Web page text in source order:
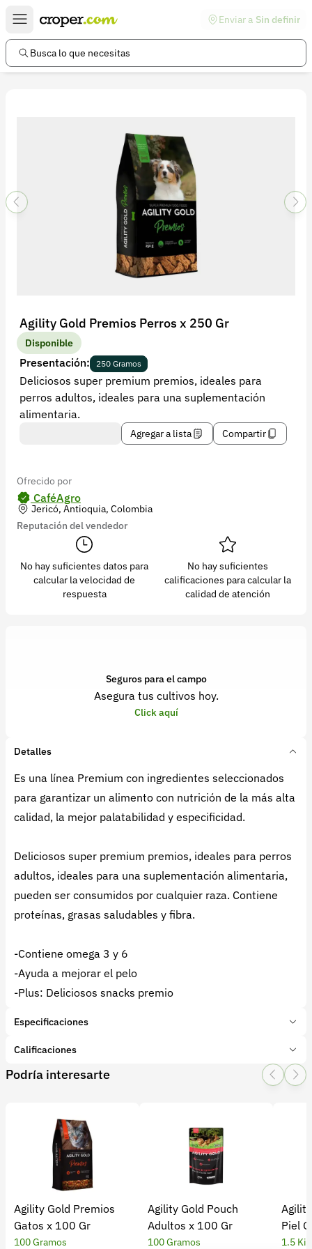
Enviar a Sin definir
Busca lo que necesitas
Agility Gold Premios Perros x 250 Gr
Disponible
Presentación: 250 Gramos
Deliciosos super premium premios, ideales para
perros adultos, ideales para una suplementación
alimentaria.
Agregar a lista Compartir
Ofrecido por
CaféAgro
Jericó, Antioquia, Colombia
Reputación del vendedor
No hay suficientes datos para
calcular la velocidad de
respuesta
No hay suficientes
calificaciones para calcular la
calidad de atención
Seguros para el campo
Asegura tus cultivos hoy.
Click aquí
Detalles
Es una línea Premium con ingredientes seleccionados
para garantizar un alimento con nutrición de la más alta
calidad, la mejor palatabilidad y especificidad.
Deliciosos super premium premios, ideales para perros
adultos, ideales para una suplementación alimentaria,
pueden ser consumidos por cualquier raza. Contiene
proteínas, grasas saludables y fibra.
-Contiene omega 3 y 6
-Ayuda a mejorar el pelo
-Plus: Deliciosos snacks premio
Especificaciones
Marca:
Italcol
Tipo de producto:Insumo
Calificaciones
1 Star
2 Star
3 Star4 Star
0 calificaciones
5 Estrellas
4 Estrellas
3 Estrellas
2 Estrellas
Podría interesarte
Agility Gold Premios
Gatos x 100 Gr
100 Gramos
Agility Gold Pouch
Adultos x 100 Gr
100 Gramos
Piel
1.5
Enlaces de interés
Preguntas frecuentes
Política de devoluciones
Política de privacidad
Recuperar contraseña
Contacto
Soporte
+57 323 2931928
Versión 5.45.0
Síguenos